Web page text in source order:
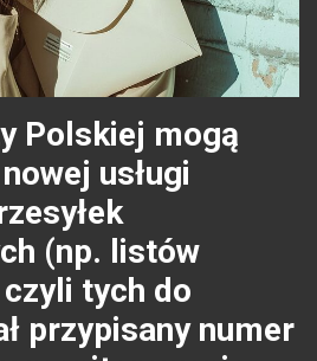
Polskiej mogą
usługi
(np. listów
tych do
przypisany numer